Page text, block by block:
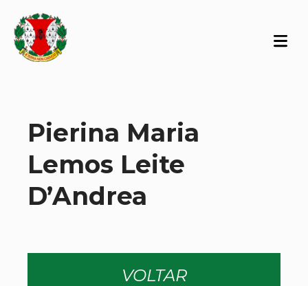
Pierina Maria
Lemos Leite
D’Andrea
VOLTAR